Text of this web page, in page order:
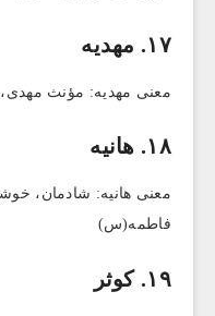
۱۷. مهدیه
معنی مهدیه: مؤنث
۱۸. هانیه
معنی هانیه: شادمان،
فاطمه(س)
۱۹. کوثر